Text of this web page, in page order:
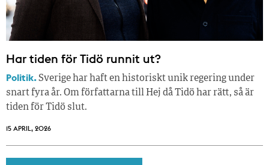
Har tiden för Tidö runnit ut?
Politik.Sverige har haft en historiskt unik regering under
snart fyra år. Om författarna till Hej då Tidö har rätt, så är
tiden för Tidö slut.
15 APRIL, 2026